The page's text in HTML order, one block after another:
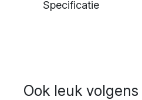
Specificatie
Ook leuk